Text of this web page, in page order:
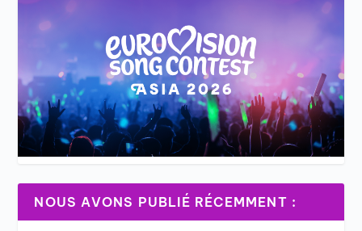
NOUS AVONS PUBLIÉ RÉCEMMENT :